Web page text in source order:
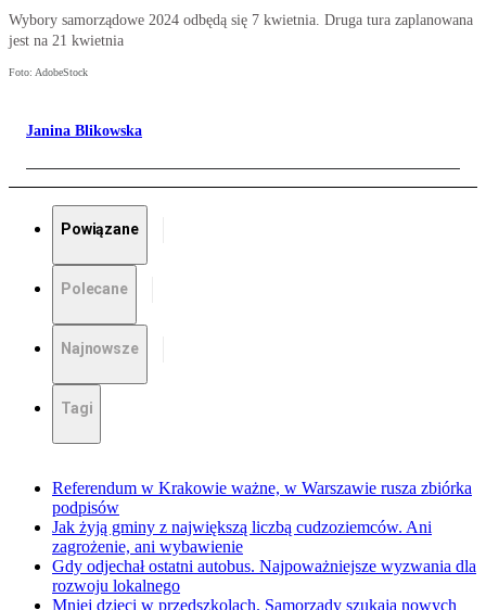
Wybory samorządowe 2024 odbędą się 7 kwietnia. Druga tura zaplanowana
jest na 21 kwietnia
Foto: AdobeStock
Janina Blikowska
Powiązane
Polecane
Najnowsze
Tagi
Referendum w Krakowie ważne, w Warszawie rusza zbiórka
podpisów
Jak żyją gminy z największą liczbą cudzoziemców. Ani
zagrożenie, ani wybawienie
Gdy odjechał ostatni autobus. Najpoważniejsze wyzwania dla
rozwoju lokalnego
Mniej dzieci w przedszkolach. Samorządy szukają nowych